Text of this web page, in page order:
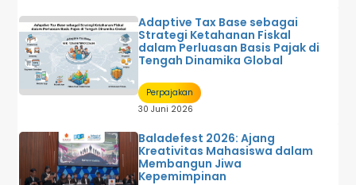
Adaptive Tax Base sebagai
Strategi Ketahanan Fiskal
dalam Perluasan Basis Pajak di
Tengah Dinamika Global
Perpajakan
30 Juni 2026
Baladefest 2026: Ajang
Kreativitas Mahasiswa dalam
Membangun Jiwa
Kepemimpinan